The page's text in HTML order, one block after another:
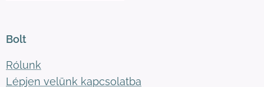
Bolt
Rólunk
Lépjen velünk kapcsolatba